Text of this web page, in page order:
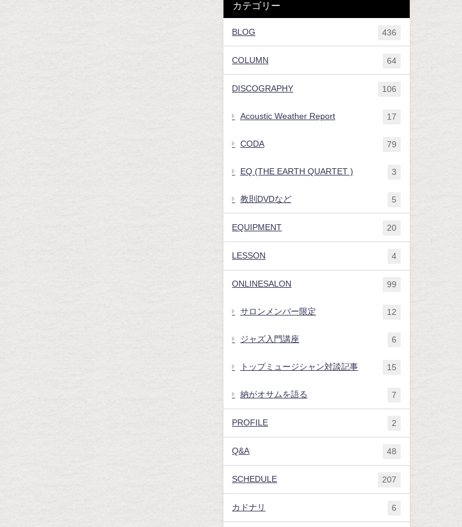
カテゴリー
BLOG 436
COLUMN 64
DISCOGRAPHY 106
Acoustic Weather Report 17
CODA 79
EQ (THE EARTH QUARTET ) 3
教則DVDなど 5
EQUIPMENT 20
LESSON 4
ONLINESALON 99
サロンメンバー限定 12
ジャズ入門講座 6
トップミュージシャン対談記事 15
納がオサムを語る 7
PROFILE 2
Q&A 48
SCHEDULE 207
カドナリ 6